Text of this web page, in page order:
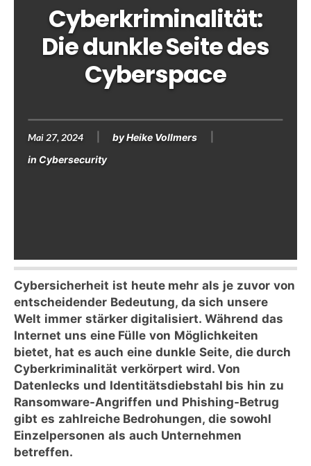
Cyberkriminalität:
Die dunkle Seite des
Cyberspace
Mai 27, 2024 byHeike Vollmers
in Cybersecurity
Cybersicherheit ist heute mehr als je zuvor von
entscheidender Bedeutung, da sich unsere
Welt immer stärker digitalisiert. Während das
Internet uns eine Fülle von Möglichkeiten
bietet, hat es auch eine dunkle Seite, die durch
Cyberkriminalität verkörpert wird. Von
Datenlecks und Identitätsdiebstahl bis hin zu
Ransomware-Angriffen und Phishing-Betrug
gibt es zahlreiche Bedrohungen, die sowohl
Einzelpersonen als auch Unternehmen
betreffen.